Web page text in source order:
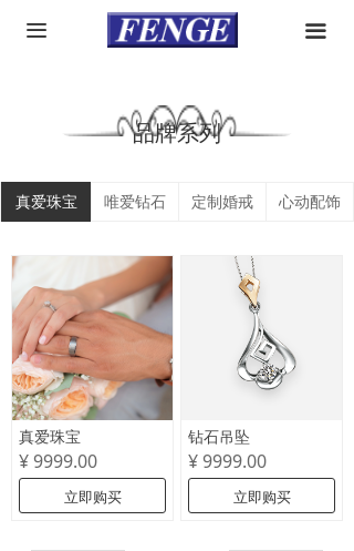
끀
首页
精选推荐
联系我们
끀
品牌系列
真爱珠宝 唯爱钻石 定制婚戒 心动配饰
真爱珠宝
¥ 9999.00
立即购买
钻石吊坠
¥ 9999.00
立即购买